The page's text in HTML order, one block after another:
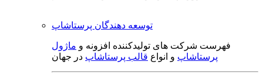
توسعه دهندگان پرستاشاپ
فهرست شرکت های تولیدکننده افزونه و ماژول
پرستاشاپ و انواع قالب پرستاشاپ در جهان